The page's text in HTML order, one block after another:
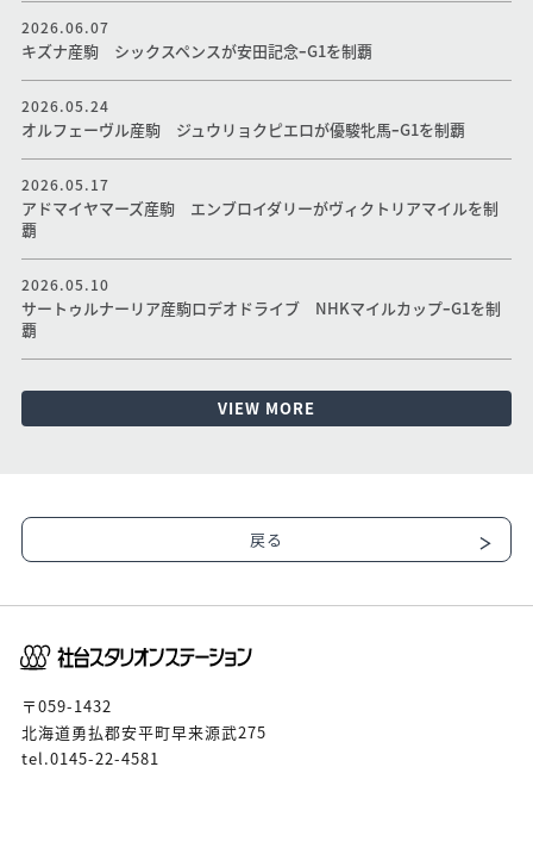
2026.06.07
キズナ産駒 シックスペンスが安田記念ｰG1を制覇
2026.05.24
オルフェーヴル産駒 ジュウリョクピエロが優駿牝馬ｰG1を制覇
2026.05.17
アドマイヤマーズ産駒 エンブロイダリーがヴィクトリアマイルを制
覇
2026.05.10
サートゥルナーリア産駒ロデオドライブ NHKマイルカップｰG1を制
覇
VIEW MORE
戻る
〒059-1432
北海道勇払郡安平町早来源武275
tel.0145-22-4581